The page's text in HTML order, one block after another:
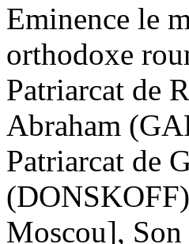
Eminence le
orthodoxe
Patriarcat de
Abraham
Patriarcat de
Moscou],